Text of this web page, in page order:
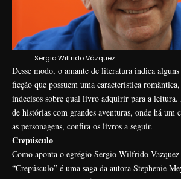
Sergio Wilfrido Vázquez
Desse modo, o amante de literatura indica
ficção que possuem uma característica
indecisos sobre qual livro adquirir para a leitura.
de histórias com grandes aventuras, onde há um
as personagens, confira os livros a seguir.
Crepúsculo
Como aponta o egrégio Sergio Wilfrido Vazquez
“Crepúsculo” é uma saga da autora Stephenie